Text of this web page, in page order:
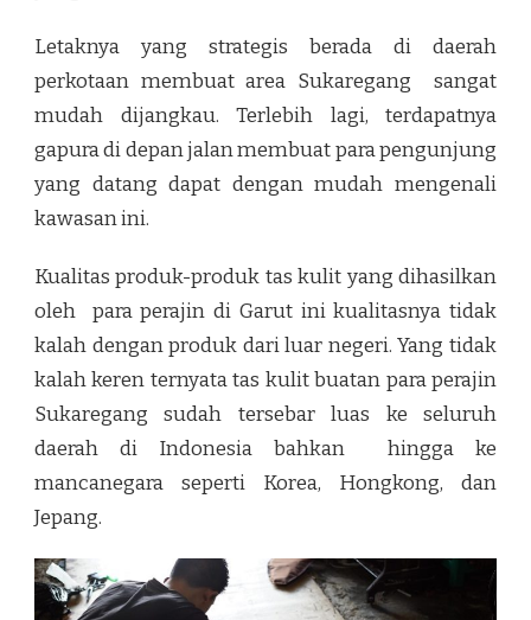
Letaknya yang strategis berada di daerah
perkotaan membuat area Sukaregang sangat
mudah dijangkau. Terlebih lagi, terdapatnya
gapura di depan jalan membuat para pengunjung
yang datang dapat dengan mudah mengenali
kawasan ini.
Kualitas produk-produk tas kulit yang dihasilkan
oleh para perajin di Garut ini kualitasnya tidak
kalah dengan produk dari luar negeri. Yang tidak
kalah keren ternyata tas kulit buatan para perajin
Sukaregang sudah tersebar luas ke seluruh
daerah di Indonesia bahkan hingga ke
mancanegara seperti Korea, Hongkong, dan
Jepang.